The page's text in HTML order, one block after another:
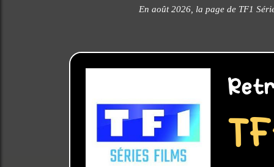
En août 2026, la page de TF1